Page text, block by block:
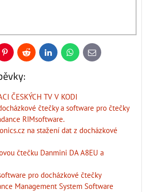
PinterestReddit LinkedInWhatsApp
E-
mail
ČESKÝCH TV V KODI
čtečky a software pro čtečky
RIMsoftware.
na stažení dat z docházkové
čtečku Danmini DA A8EU a
pro docházkové čtečky
Management System Software